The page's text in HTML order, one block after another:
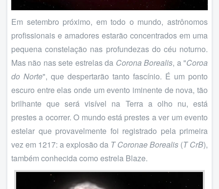
Em setembro próximo, em todo o mundo, astrônomos
profissionais e amadores estarão concentrados em uma
pequena constelação nas profundezas do céu noturno.
Mas não nas sete estrelas da Corona Borealis, a "Coroa
do Norte", que despertarão tanto fascínio. É um ponto
escuro entre elas onde um evento iminente de nova, tão
brilhante que será visível na Terra a olho nu, está
prestes a ocorrer. O mundo está prestes a ver um evento
estelar que provavelmente foi registrado pela primeira
vez em 1217: a explosão da T Coronae Borealis (T CrB),
também conhecida como estrela Blaze.